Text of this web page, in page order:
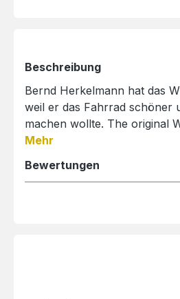
Beschreibung
Bernd Herkelmann hat das
weil er das Fahrrad schöner
machen wollte. The original
Mehr
Bewertungen